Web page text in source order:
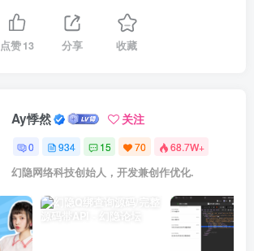
点赞13 分享 收藏
Ay悸然 关注
0 934 15 70 68.7W+
幻隐网络科技创始人，开发兼创作优化.